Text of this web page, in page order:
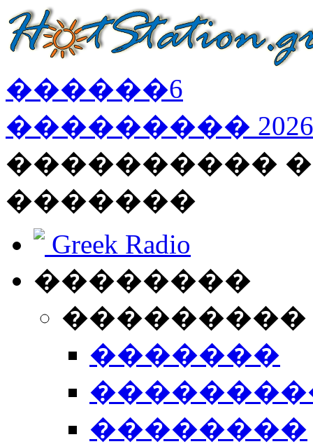
������6
��������� 2026
����������
�������
Greek Radio
��������
�������
��������